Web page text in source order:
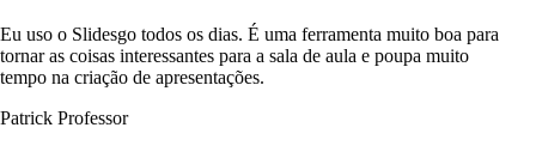
Eu uso o Slidesgo todos os dias. É uma ferramenta muito boa para
tornar as coisas interessantes para a sala de aula e poupa muito
tempo na criação de apresentações.
Patrick Professor